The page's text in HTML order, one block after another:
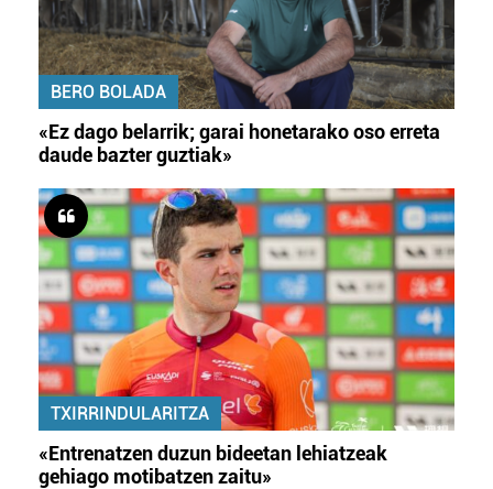
BERO BOLADA
«Ez dago belarrik; garai honetarako oso erreta
daude bazter guztiak»
TXIRRINDULARITZA
«Entrenatzen duzun bideetan lehiatzeak
gehiago motibatzen zaitu»